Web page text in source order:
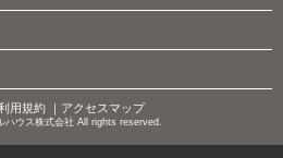
用規約｜ アクセスマップ
ハウス株式会社 All rights reserved.